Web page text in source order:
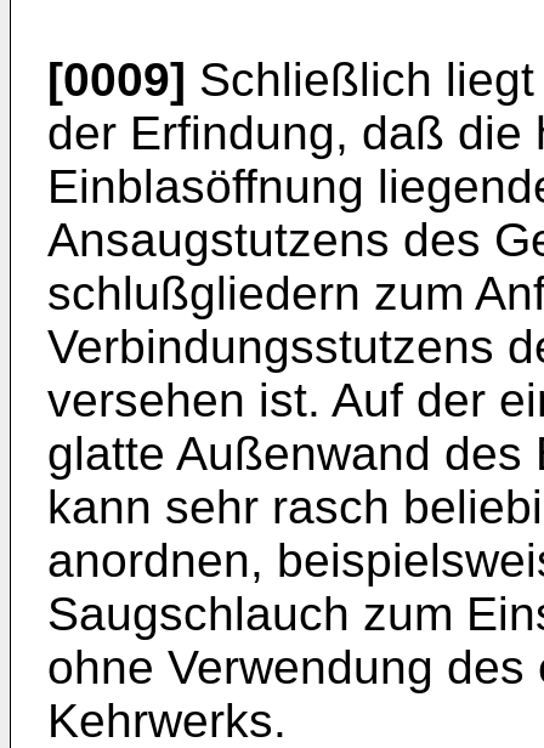
[0009] Schließlich
der Erfindung, daß die
Einblasöffnung
Ansaugstutzens des
schlußgliedern zum
Verbindungsstutzens
versehen ist. Auf der
glatte Außenwand des
kann sehr rasch
anordnen,
Saugschlauch zum
ohne Verwendung
Kehrwerks.